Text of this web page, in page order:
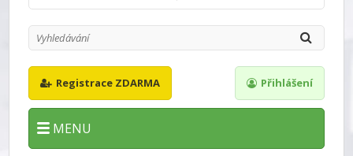
Registrace ZDARMA Přihlášení
MENU